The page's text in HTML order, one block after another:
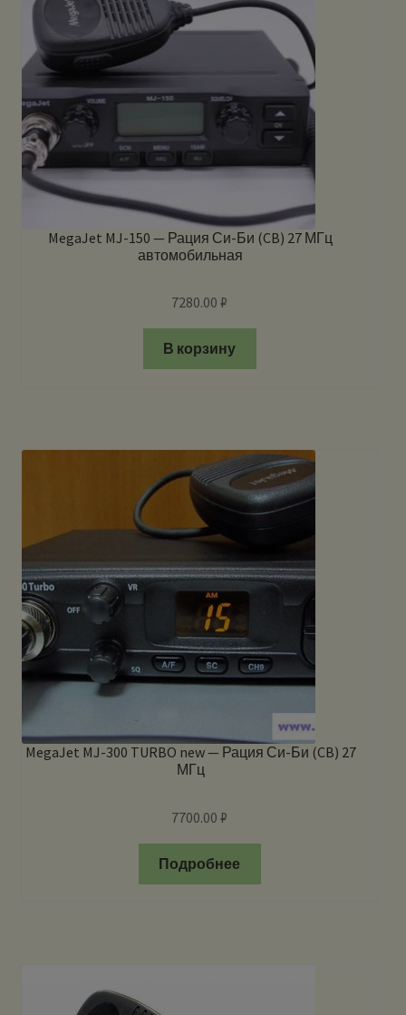
MegaJet MJ-150 — Рация Си-Би (CB) 27 МГц
автомобильная
7280.00₽
В корзину
MegaJet MJ-300 TURBO new — Рация Си-Би (CB) 27
МГц
7700.00₽
Подробнее